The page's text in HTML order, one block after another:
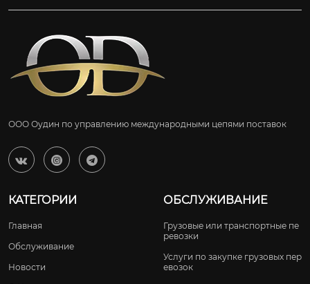
ООО Оудин по управлению международными цепями поставок
  
КАТЕГОРИИ
Главная
Обслуживание
Новости
ОБСЛУЖИВАНИЕ
Грузовые или транспортные пе
ревозки
Услуги по закупке грузовых пер
евозок